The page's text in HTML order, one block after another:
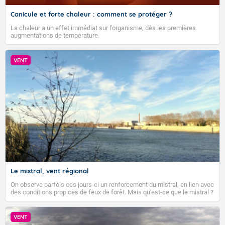
VIGILANCE ROUGE
Canicule et forte chaleur : comment se protéger ?
La chaleur a un effet immédiat sur l’organisme, dès les premières
augmentations de température.
VENT
Le mistral, vent régional
On observe parfois ces jours-ci un renforcement du mistral, en lien avec
des conditions propices de feux de forêt. Mais qu'est-ce que le mistral ?
Quelles sont ses caractéristiques ? Le mistral est un vent régional,
turbulent et généralement sec, pouvant souffler à une vitesse moyenne
de 50 km/h et atteindre 80 à 100 km/h en rafales, parfois davantage. Il
parcourt la basse vallée du Rhône et la Provence et envahit le littoral
VENT